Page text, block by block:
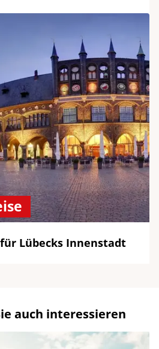
Lübecks Innenstadt
auch interessieren